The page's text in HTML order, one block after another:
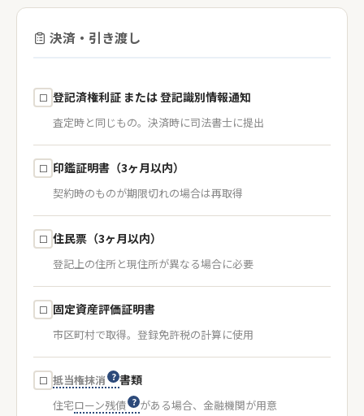
決済・引き渡し
☐ 登記済権利証 または 登記識別情報通知
査定時と同じもの。決済時に司法書士に提出
☐ 印鑑証明書（3ヶ月以内）
契約時のものが期限切れの場合は再取得
☐ 住民票（3ヶ月以内）
登記上の住所と現住所が異なる場合に必要
☐ 固定資産評価証明書
市区町村で取得。登録免許税の計算に使用
☐ 抵当権抹消 書類
住宅ローン残債 がある場合、金融機関が用意